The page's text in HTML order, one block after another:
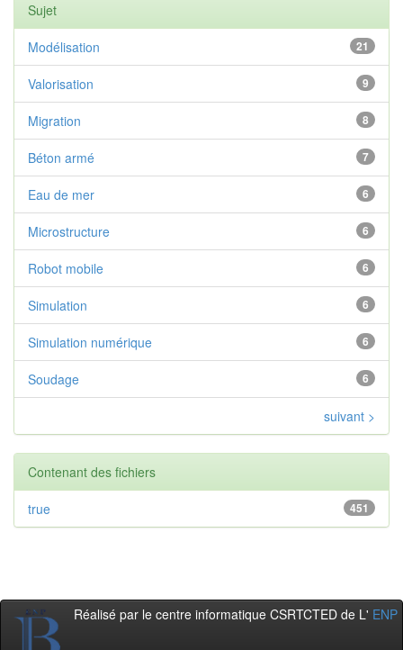
Sujet
21
Modélisation
9
Valorisation
8
Migration
7
Béton armé
6
Eau de mer
6
Microstructure
6
Robot mobile
6
Simulation
6
Simulation numérique
6
Soudage
suivant >
Contenant des fichiers
451
true
Réalisé par le centre informatique CSRTCTED de L' ENP